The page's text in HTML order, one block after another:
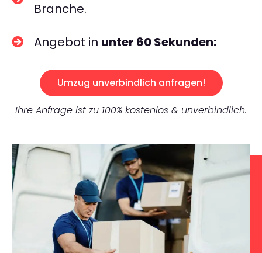
Branche.
Angebot in unter 60 Sekunden:
Umzug unverbindlich anfragen!
Ihre Anfrage ist zu 100% kostenlos & unverbindlich.